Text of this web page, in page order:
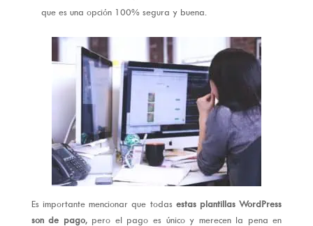
que es una opción 100% segura y buena.
Es importante mencionar que todasestas plantillas WordPress
son de pago, pero el pago es único y merecen la pena en